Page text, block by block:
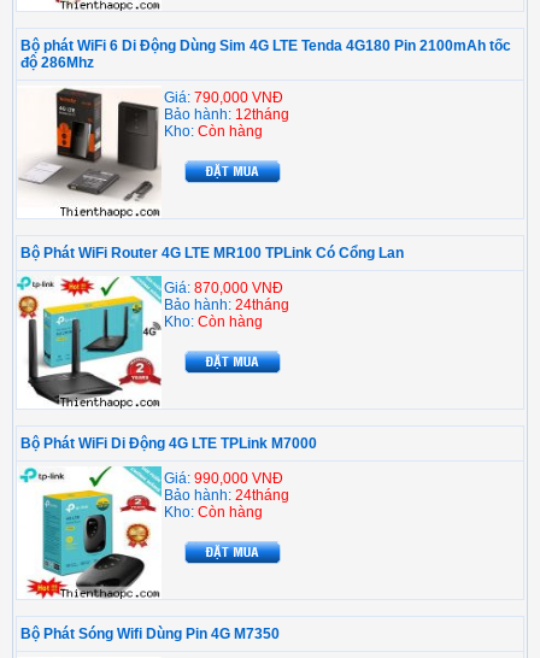
Bộ phát WiFi 6 Di Động Dùng Sim 4G LTE Tenda 4G180 Pin 2100mAh tốc
độ 286Mhz
Giá: 790,000 VNĐ
Bảo hành: 12tháng
Kho: Còn hàng
Bộ Phát WiFi Router 4G LTE MR100 TPLink Có Cổng Lan
Giá: 870,000 VNĐ
Bảo hành: 24tháng
Kho: Còn hàng
Bộ Phát WiFi Di Động 4G LTE TPLink M7000
Giá: 990,000 VNĐ
Bảo hành: 24tháng
Kho: Còn hàng
Bộ Phát Sóng Wifi Dùng Pin 4G M7350